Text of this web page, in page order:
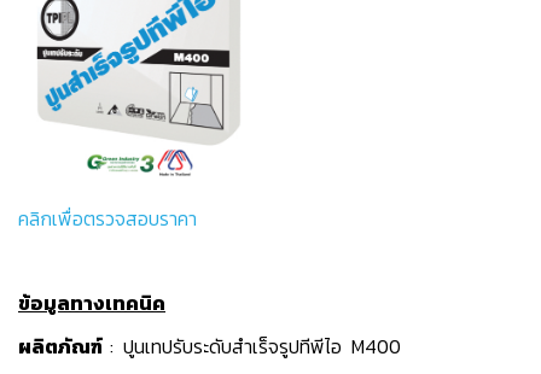
คลิกเพื่อตรวจสอบราคา
ข้อมูลทางเทคนิค
ผลิตภัณฑ์ : ปูนเทปรับระดับสำเร็จรูปทีพีไอ M400